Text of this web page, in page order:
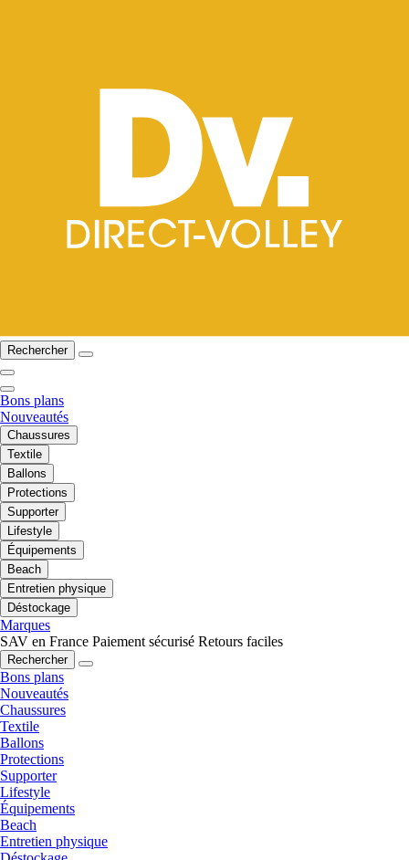
Rechercher
Bons plans
Nouveautés
Chaussures
Textile
Ballons
Protections
Supporter
Lifestyle
Équipements
Beach
Entretien physique
Déstockage
Marques
SAV en France Paiement sécurisé Retours faciles
Rechercher
Bons plans
Nouveautés
Chaussures
Textile
Ballons
Protections
Supporter
Lifestyle
Équipements
Beach
Entretien physique